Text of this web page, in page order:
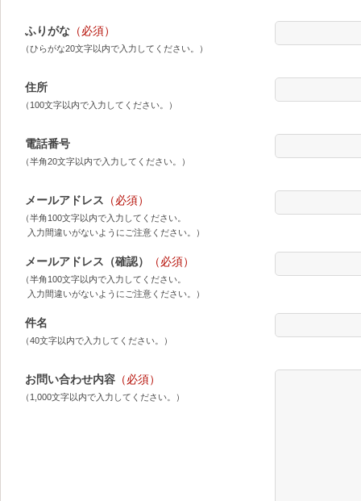
ふりがな （必須）
（ひらがな20文字以内で入力してください。）
住所
（100文字以内で入力してください。）
電話番号
（半角20文字以内で入力してください。）
メールアドレス （必須）
（半角100文字以内で入力してください。
入力間違いがないようにご注意ください。）
メールアドレス（確認） （必須）
（半角100文字以内で入力してください。
入力間違いがないようにご注意ください。）
件名
（40文字以内で入力してください。）
お問い合わせ内容 （必須）
（1,000文字以内で入力してください。）